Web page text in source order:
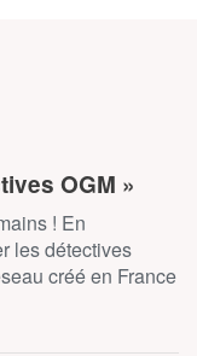
OGM »
! En
les détectives
créé en France